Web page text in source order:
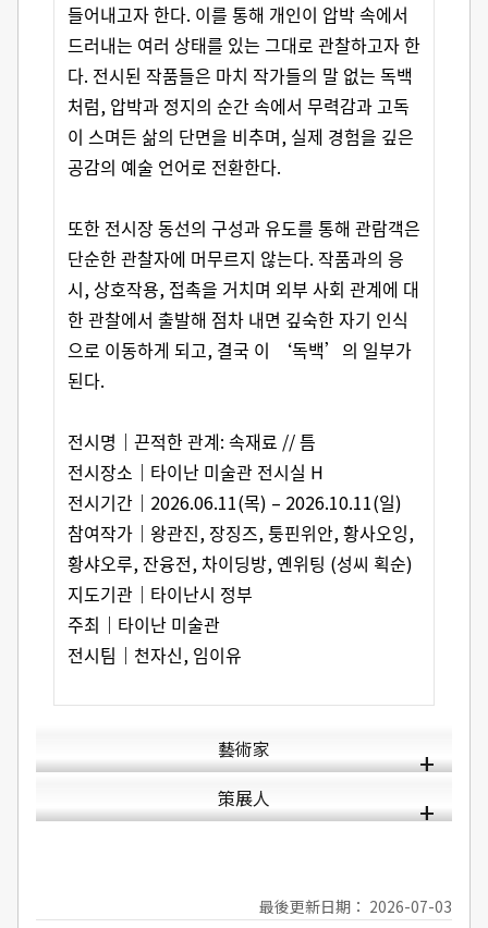
들어내고자 한다. 이를 통해 개인이 압박 속에서
드러내는 여러 상태를 있는 그대로 관찰하고자 한
다. 전시된 작품들은 마치 작가들의 말 없는 독백
처럼, 압박과 정지의 순간 속에서 무력감과 고독
이 스며든 삶의 단면을 비추며, 실제 경험을 깊은
공감의 예술 언어로 전환한다.
또한 전시장 동선의 구성과 유도를 통해 관람객은
단순한 관찰자에 머무르지 않는다. 작품과의 응
시, 상호작용, 접촉을 거치며 외부 사회 관계에 대
한 관찰에서 출발해 점차 내면 깊숙한 자기 인식
으로 이동하게 되고, 결국 이 ‘독백’의 일부가
된다.
전시명｜끈적한 관계: 속재료 // 틈
전시장소｜타이난 미술관 전시실 H
전시기간｜2026.06.11(목) – 2026.10.11(일)
참여작가｜왕관진, 장징즈, 퉁핀위안, 황사오잉,
황샤오루, 잔융전, 차이딩방, 옌위팅 (성씨 획순)
지도기관｜타이난시 정부
주최｜타이난 미술관
전시팀｜천자신, 임이유
藝術家
策展人
最後更新日期： 2026-07-03